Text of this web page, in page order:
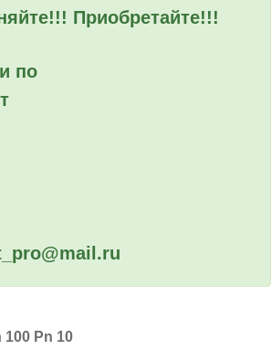
Приобретайте!!!
по
Pn 10